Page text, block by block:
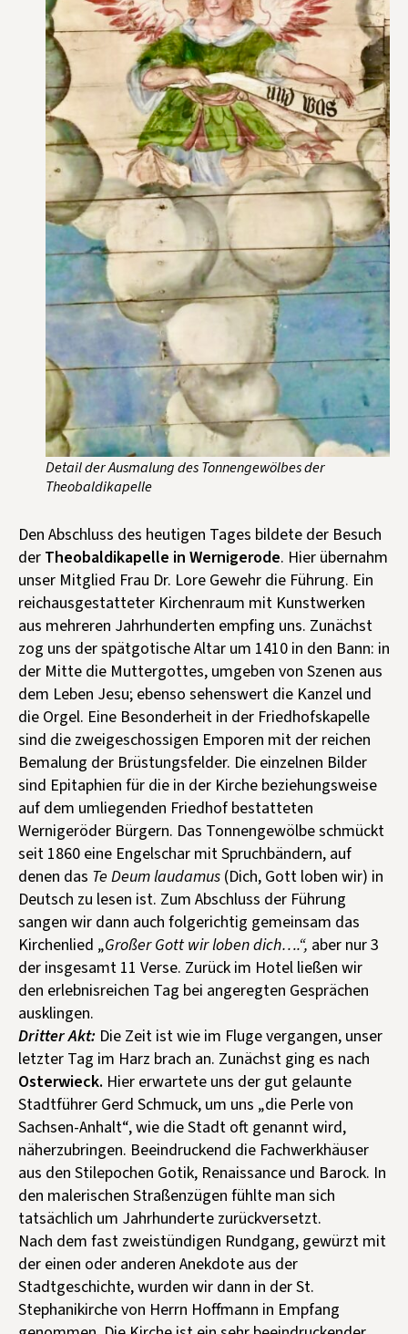
Detail der Ausmalung des Tonnengewölbes der
Theobaldikapelle
Den Abschluss des heutigen Tages bildete der Besuch
der Theobaldikapelle in Wernigerode. Hier übernahm
unser Mitglied Frau Dr. Lore Gewehr die Führung. Ein
reichausgestatteter Kirchenraum mit Kunstwerken
aus mehreren Jahrhunderten empfing uns. Zunächst
zog uns der spätgotische Altar um 1410 in den Bann: in
der Mitte die Muttergottes, umgeben von Szenen aus
dem Leben Jesu; ebenso sehenswert die Kanzel und
die Orgel. Eine Besonderheit in der Friedhofskapelle
sind die zweigeschossigen Emporen mit der reichen
Bemalung der Brüstungsfelder. Die einzelnen Bilder
sind Epitaphien für die in der Kirche beziehungsweise
auf dem umliegenden Friedhof bestatteten
Wernigeröder Bürgern. Das Tonnengewölbe schmückt
seit 1860 eine Engelschar mit Spruchbändern, auf
denen das Te Deum laudamus (Dich, Gott loben wir) in
Deutsch zu lesen ist. Zum Abschluss der Führung
sangen wir dann auch folgerichtig gemeinsam das
Kirchenlied „Großer Gott wir loben dich….“, aber nur 3
der insgesamt 11 Verse. Zurück im Hotel ließen wir
den erlebnisreichen Tag bei angeregten Gesprächen
ausklingen.
Dritter Akt: Die Zeit ist wie im Fluge vergangen, unser
letzter Tag im Harz brach an. Zunächst ging es nach
Osterwieck. Hier erwartete uns der gut gelaunte
Stadtführer Gerd Schmuck, um uns „die Perle von
Sachsen-Anhalt“, wie die Stadt oft genannt wird,
näherzubringen. Beeindruckend die Fachwerkhäuser
aus den Stilepochen Gotik, Renaissance und Barock. In
den malerischen Straßenzügen fühlte man sich
tatsächlich um Jahrhunderte zurückversetzt.
Nach dem fast zweistündigen Rundgang, gewürzt mit
der einen oder anderen Anekdote aus der
Stadtgeschichte, wurden wir dann in der St.
Stephanikirche von Herrn Hoffmann in Empfang